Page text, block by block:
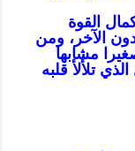
القوة
الآخر، ومن
مشابها
تلألأ قلبه